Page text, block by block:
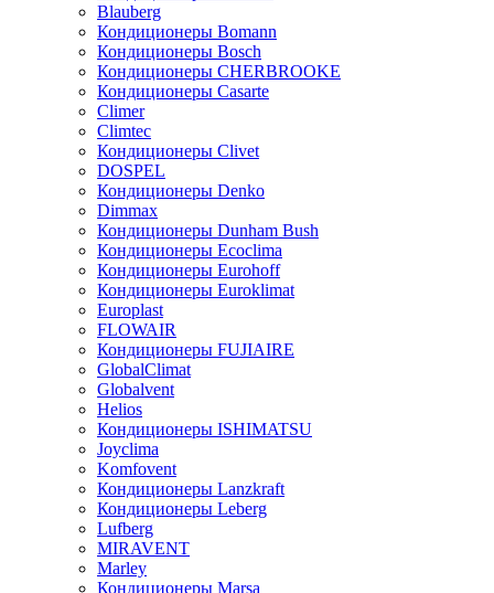
Blauberg
Кондиционеры Bomann
Кондиционеры Bosch
Кондиционеры CHERBROOKE
Кондиционеры Casarte
Climer
Climtec
Кондиционеры Clivet
DOSPEL
Кондиционеры Denko
Dimmax
Кондиционеры Dunham Bush
Кондиционеры Ecoclima
Кондиционеры Eurohoff
Кондиционеры Euroklimat
Europlast
FLOWAIR
Кондиционеры FUJIAIRE
GlobalClimat
Globalvent
Helios
Кондиционеры ISHIMATSU
Joyclima
Komfovent
Кондиционеры Lanzkraft
Кондиционеры Leberg
Lufberg
MIRAVENT
Marley
Кондиционеры Marsa